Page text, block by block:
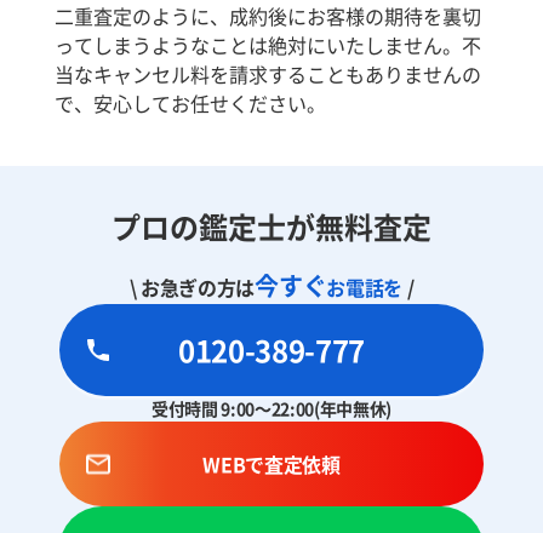
二重査定のように、成約後にお客様の期待を裏切
ってしまうようなことは絶対にいたしません。不
当なキャンセル料を請求することもありませんの
で、安心してお任せください。
プロの鑑定士が無料査定
\ お急ぎの方は今すぐお電話を /
0120-389-777
受付時間 9:00～22:00(年中無休)
WEBで査定依頼